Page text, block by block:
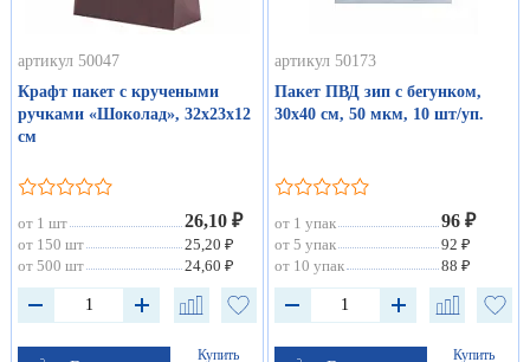
артикул 50047
Крафт пакет с кручеными
ручками «Шоколад», 32х23х12
см
от 1 шт 26,10 ₽
от 150 шт
25,20 ₽
от 500 шт
24,60 ₽
Купить
артикул 50173
Пакет ПВД зип с бегунком,
30х40 см, 50 мкм, 10 шт/уп.
от 1 упак 96 ₽
от 5 упак
92 ₽
от 10 упак
88 ₽
Купить